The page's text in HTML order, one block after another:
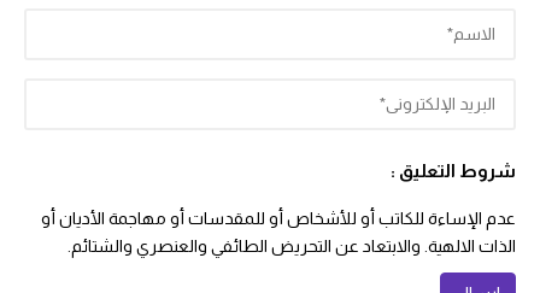
شروط التعليق :
عدم الإساءة للكاتب أو للأشخاص أو للمقدسات أو مهاجمة الأديان أو
الذات الالهية. والابتعاد عن التحريض الطائفي والعنصري والشتائم.